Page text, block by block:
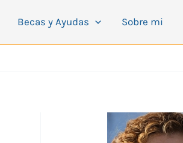
Becas y Ayudas Sobre mi